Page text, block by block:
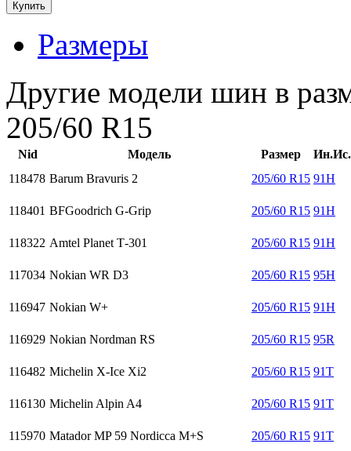
Размеры
Другие модели шин в
205/60 R15
Nid Модель Размер
Ин.Ис.
118478 Barum Bravuris 2 205/60 R15 91H
118401 BFGoodrich G-Grip 205/60 R15 91H
118322 Amtel Planet Т-301 205/60 R15 91H
117034 Nokian WR D3 205/60 R15 95H
116947 Nokian W+ 205/60 R15 91H
116929 Nokian Nordman RS 205/60 R15 95R
116482 Michelin X-Ice Xi2 205/60 R15 91T
116130 Michelin Alpin A4 205/60 R15 91T
115970 Matador MP 59 Nordicca M+S 205/60 R15 91T